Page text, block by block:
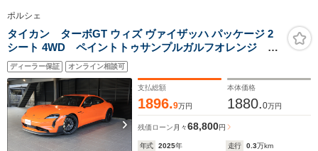
ポルシェ
タイカン ターボGT ウィズ ヴァイザッハ パッケージ 2
シート 4WD ペイントトゥサンプルガルフオレンジ ホ
イールサテンブラック BOSE アクセントパッケージ
GTシルバー サイドロゴヴァイザッハ ポルシェエレクト
リックスポーツサウンド シートベルトGTシルバー
ディーラー保証 オンライン相談可
支払総額
1896.9万円
本体価格
1880.0万円
残価ローン 月々68,800円
年式 2025年 走行 0.3万km